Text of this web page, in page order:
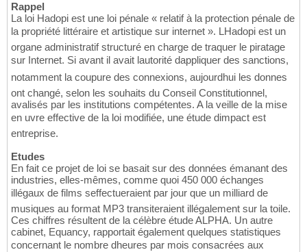
Rappel
La loi Hadopi est une loi pénale « relatif à la protection pénale de
la propriété littéraire et artistique sur internet ». LHadopi est un
organe administratif structuré en charge de traquer le piratage
sur Internet. Si avant il avait lautorité dappliquer des sanctions,
notamment la coupure des connexions, aujourdhui les donnes
ont changé, selon les souhaits du Conseil Constitutionnel,
avalisés par les institutions compétentes. A la veille de la mise
en uvre effective de la loi modifiée, une étude dimpact est
entreprise.
Etudes
En fait ce projet de loi se basait sur des données émanant des
industries, elles-mêmes, comme quoi 450 000 échanges
illégaux de films seffectueraient par jour que un milliard de
musiques au format MP3 transiteraient illégalement sur la toile.
Ces chiffres résultent de la célèbre étude ALPHA. Un autre
cabinet, Equancy, rapportait également quelques statistiques
concernant le nombre dheures par mois consacrées aux